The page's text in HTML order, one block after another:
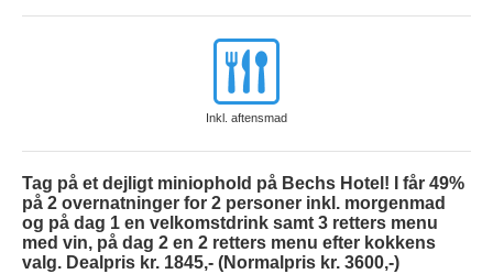
Inkl. aftensmad
Tag på et dejligt miniophold på Bechs Hotel! I får 49%
på 2 overnatninger for 2 personer inkl. morgenmad
og på dag 1 en velkomstdrink samt 3 retters menu
med vin, på dag 2 en 2 retters menu efter kokkens
valg. Dealpris kr. 1845,- (Normalpris kr. 3600,-)